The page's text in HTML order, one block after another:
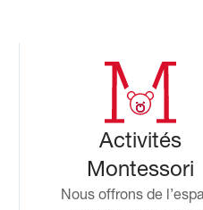
Activités
Montessori
Nous offrons de